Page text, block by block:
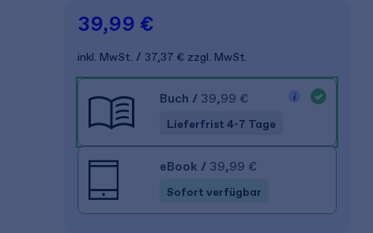
39,99 €
inkl. MwSt. 37,37 € zzgl. MwSt.
Buch / 39,99 €
Lieferfrist 4-7 Tage
eBook / 39,99 €
Sofort verfügbar